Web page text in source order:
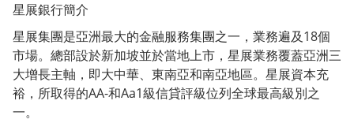
星展銀行簡介
星展集團是亞洲最大的金融服務集團之一，業務遍及18個
市場。總部設於新加坡並於當地上市，星展業務覆蓋亞洲三
大增長主軸，即大中華、東南亞和南亞地區。星展資本充
裕，所取得的AA-和Aa1級信貸評級位列全球最高級別之
一。